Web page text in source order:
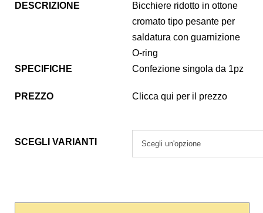
DESCRIZIONE
Bicchiere ridotto in ottone
cromato tipo pesante per
saldatura con guarnizione
O-ring
SPECIFICHE
Confezione singola da 1pz
PREZZO Clicca qui per il prezzo
SCEGLI VARIANTI